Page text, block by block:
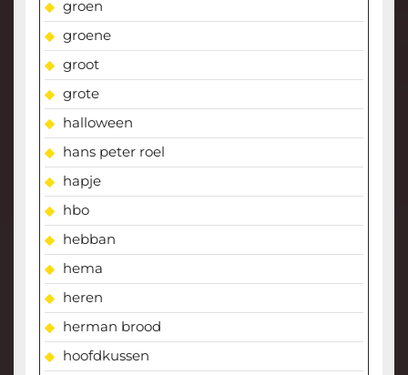
groen
groene
groot
grote
halloween
hans peter roel
hapje
hbo
hebban
hema
heren
herman brood
hoofdkussen